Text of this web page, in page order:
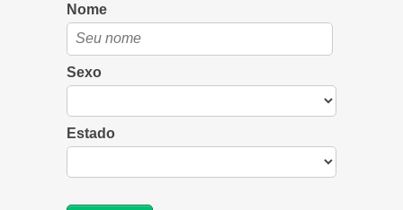
Nome
Sexo
Estado